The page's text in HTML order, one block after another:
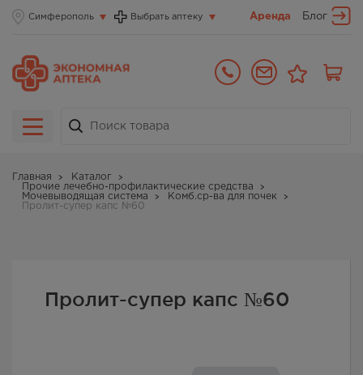
Симферополь Выбрать аптеку Аренда Блог
Главная
Каталог
Прочие лечебно-профилактические средства
Мочевыводящая система
Комб.ср-ва для почек
Пролит-супер капс №60
Пролит-супер капс №60